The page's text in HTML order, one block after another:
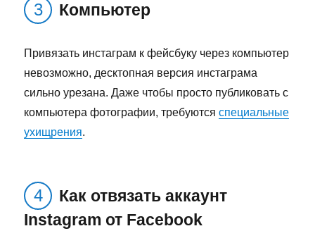
Компьютер
Привязать инстаграм к фейсбуку через компьютер
невозможно, десктопная версия инстаграма
сильно урезана. Даже чтобы просто публиковать с
компьютера фотографии, требуютсяспециальные
ухищрения.
Как отвязать аккаунт
Instagram от Facebook